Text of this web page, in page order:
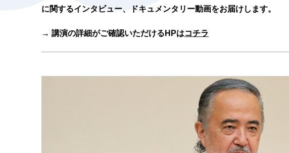
に関するインタビュー、ドキュメンタリー動画をお届けします。
→ 講演の詳細がご確認いただけるHPはコチラ